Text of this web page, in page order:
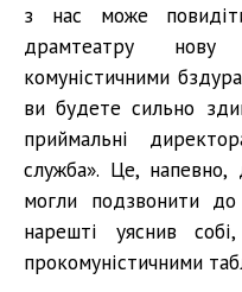
з нас може
драмтеатру
комуністичними
ви будете сильно
приймальні
служба». Це, напевно,
могли подзвонити
нарешті уяснив
прокомуністичними